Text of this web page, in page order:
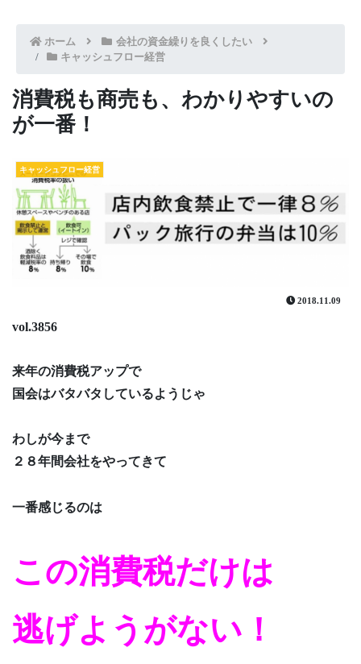
ホーム
会社の資金繰りを良くしたい
キャッシュフロー経営
消費税も商売も、わかりやすいの
が一番！
キャッシュフロー経営
2018.11.09
vol.3856
来年の消費税アップで
国会はバタバタしているようじゃ
わしが今まで
２８年間会社をやってきて
一番感じるのは
この消費税だけは
逃げようがない！